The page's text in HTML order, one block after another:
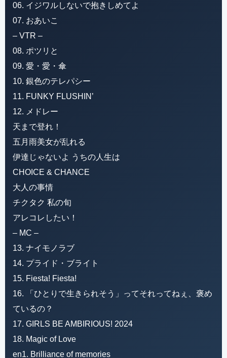
06. イジワルしないで抱きしめてよ
07. おあいこ
– VTR –
08. ポツリと
09. 愛・愛・傘
10. 銀色のテレパシー
11. FUNKY FLUSHIN’
12. メドレー
天まで登れ！
五月雨美女が乱れる
伊達じゃないよ うちの人生は
CHOICE & CHANCE
大人の事情
チクタク 私の旬
アレコレしたい！
– MC –
13. ナイモノラブ
14. プライド・ブライト
15. Fiesta! Fiesta!
16. 「ひとりで生きられそう」ってそれってねぇ、褒め
ているの？
17. GIRLS BE AMBIRIOUS! 2024
18. Magic of Love
en1. Brilliance of memories